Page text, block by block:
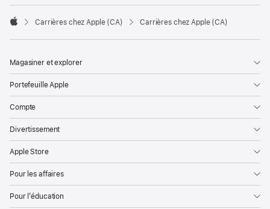

Carrières chez Apple (CA) Carrières chez Apple (CA)
Magasiner et explorer
Portefeuille Apple
Compte
Divertissement
Apple Store
Pour les affaires
Pour l’éducation